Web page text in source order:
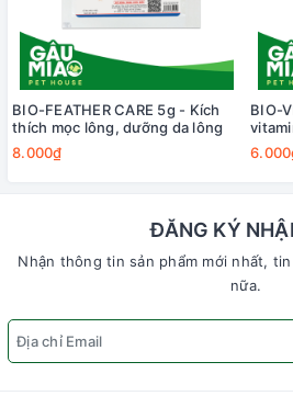
BIO-FEATHER CARE 5g - Kích
thích mọc lông, dưỡng da lông
8.000₫
BIO-
ĐĂNG KÝ
Nhận thông tin sản phẩm mới nhất,
nữa.